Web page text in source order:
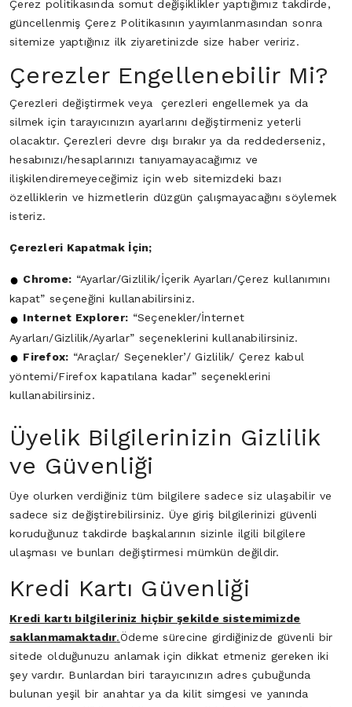
Çerez politikasında somut değişiklikler yaptığımız takdirde,
güncellenmiş Çerez Politikasının yayımlanmasından sonra
sitemize yaptığınız ilk ziyaretinizde size haber veririz.
Çerezler Engellenebilir Mi?
Çerezleri değiştirmek veya çerezleri engellemek ya da
silmek için tarayıcınızın ayarlarını değiştirmeniz yeterli
olacaktır. Çerezleri devre dışı bırakır ya da reddederseniz,
hesabınızı/hesaplarınızı tanıyamayacağımız ve
ilişkilendiremeyeceğimiz için web sitemizdeki bazı
özelliklerin ve hizmetlerin düzgün çalışmayacağını söylemek
isteriz.
Çerezleri Kapatmak İçin;
Chrome: “Ayarlar/Gizlilik/İçerik Ayarları/Çerez kullanımını
kapat” seçeneğini kullanabilirsiniz.
Internet Explorer: “Seçenekler/İnternet
Ayarları/Gizlilik/Ayarlar” seçeneklerini kullanabilirsiniz.
Firefox: “Araçlar/ Seçenekler’/ Gizlilik/ Çerez kabul
yöntemi/Firefox kapatılana kadar” seçeneklerini
kullanabilirsiniz.
Üyelik Bilgilerinizin Gizlilik
ve Güvenliği
Üye olurken verdiğiniz tüm bilgilere sadece siz ulaşabilir ve
sadece siz değiştirebilirsiniz. Üye giriş bilgilerinizi güvenli
koruduğunuz takdirde başkalarının sizinle ilgili bilgilere
ulaşması ve bunları değiştirmesi mümkün değildir.
Kredi Kartı Güvenliği
Kredi kartı bilgileriniz hiçbir şekilde sistemimizde
saklanmamaktadır.Ödeme sürecine girdiğinizde güvenli bir
sitede olduğunuzu anlamak için dikkat etmeniz gereken iki
şey vardır. Bunlardan biri tarayıcınızın adres çubuğunda
bulunan yeşil bir anahtar ya da kilit simgesi ve yanında